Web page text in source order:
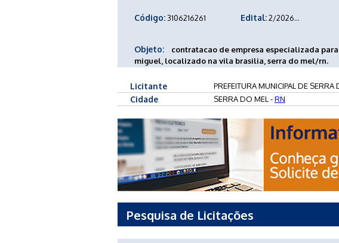
Código:3106216261 Edital:2/2026...
Objeto:
contratacao de empresa especializada
miguel, localizado na vila brasilia, serra do mel/rn.
Licitante PREFEITURA MUNICIPAL DE SERRA
Cidade SERRA DO MEL -RN
Pesquisa de Licitações